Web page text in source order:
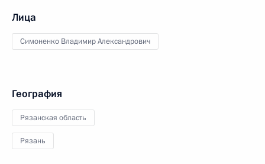
Лица
Симоненко Владимир Александрович
География
Рязанская область
Рязань